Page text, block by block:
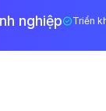
nghiệp Triển